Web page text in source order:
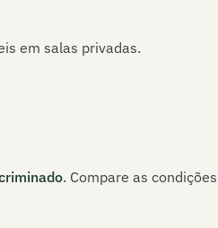
em salas privadas.
. Compare as condições